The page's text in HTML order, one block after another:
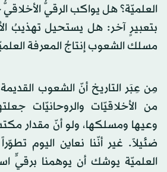
العلميّة؟ هل يواكب الرقيُّ
بتعبيرٍ آخر: هل يستحيل تهذيبُ
مسلك الشعوب إنتاجُ المعرفة
مِن عِبَر التاريخ أنّ الشعوب
من الأخلاقيّات والروحانيّات
وعيها ومسلكها، ولو أنّ مقدار
ضئيلاً. غير أنّنا نعاين اليوم
العلميّة يوشك أن يوهمنا برقيٍّ